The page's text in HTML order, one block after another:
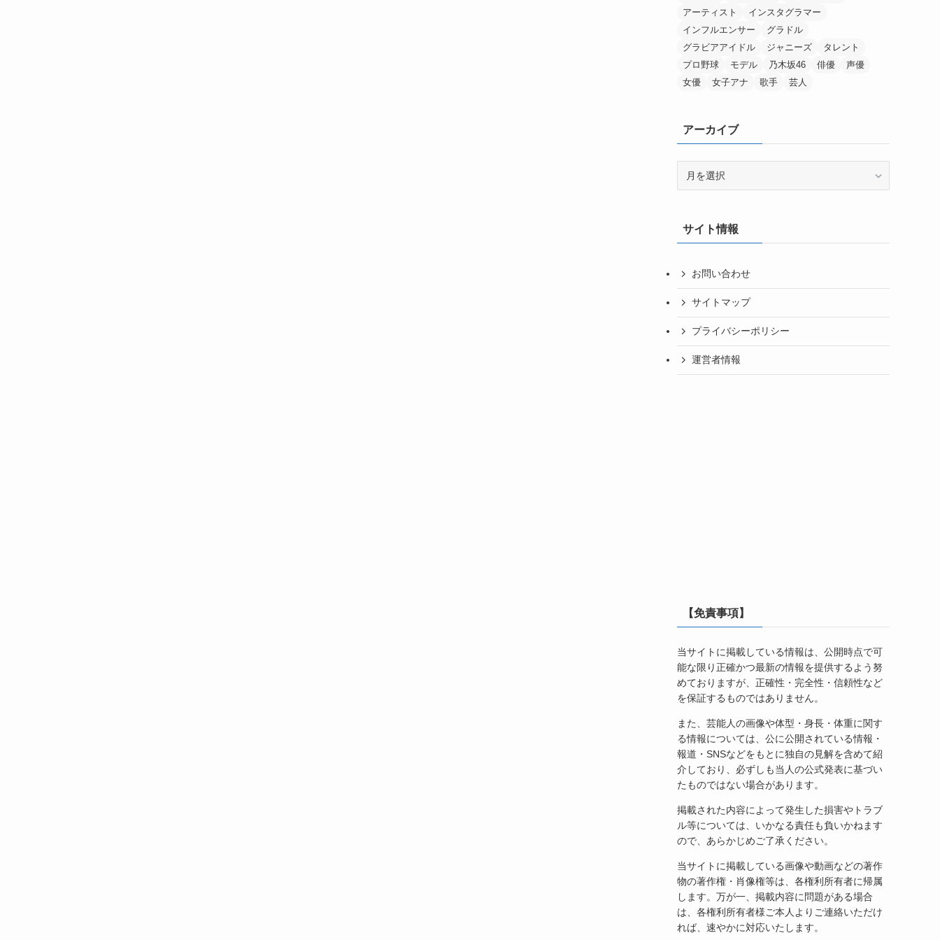
アーティスト
インスタグラマー
インフルエンサー
グラドル
グラビアアイドル
ジャニーズ
タレント
プロ野球
モデル 乃木坂46 俳優
声優
女優
女子アナ 歌手 芸人
アーカイブ
ブサイト情報
お問い合わせ
サイトマップ
プライバシーポリシー
運営者情報
【免責事項】
当サイトに掲載している情報は、公開時点で可
能な限り正確かつ最新の情報を提供するよう努
めておりますが、正確性・完全性・信頼性など
を保証するものではありません。
また、芸能人の画像や体型・身長・体重に関す
る情報については、公に公開されている情報・
報道・SNSなどをもとに独自の見解を含めて紹
介しており、必ずしも当人の公式発表に基づい
たものではない場合があります。
掲載された内容によって発生した損害やトラブ
ル等については、いかなる責任も負いかねます
ので、あらかじめご了承ください。
当サイトに掲載している画像や動画などの著作
物の著作権・肖像権等は、各権利所有者に帰属
します。万が一、掲載内容に問題がある場合
は、各権利所有者様ご本人よりご連絡いただけ
れば、速やかに対応いたします。